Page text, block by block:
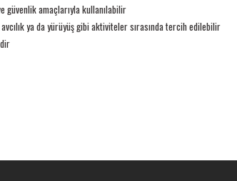
güvenlik amaçlarıyla kullanılabilir
avcılık ya da yürüyüş gibi aktiviteler sırasında tercih edilebilir